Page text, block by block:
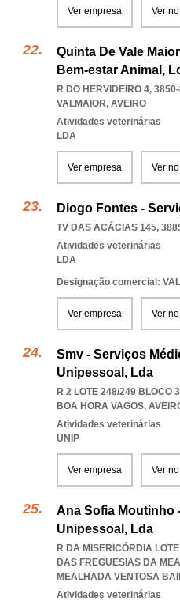
Ver empresa Ver
Quinta De Vale
Bem-estar Animal,
R DO HERVIDEIRO 4,
VALMAIOR, AVEIRO
Atividades veterinárias
LDA
Ver empresa Ver
Diogo Fontes -
TV DAS ACÁCIAS 145,
Atividades veterinárias
LDA
Designação comercial:
Ver empresa Ver
Smv - Serviços
Unipessoal, Lda
R 2 LOTE 248/249 BLOCO
BOA HORA VAGOS,
Atividades veterinárias
UNIP
Ver empresa Ver
Ana Sofia Moutinho
Unipessoal, Lda
R DA MISERICÓRDIA
DAS FREGUESIAS DA
MEALHADA VENTOSA
Atividades veterinárias